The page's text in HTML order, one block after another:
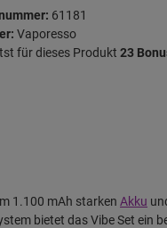
61181
Vaporesso
für dieses Produkt 23
1.100 mAh starken Akku
bietet das Vibe Set ein